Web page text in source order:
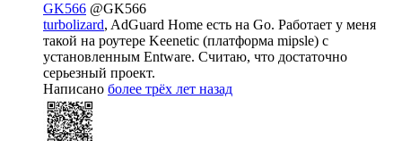
GK566 @GK566
turbolizard, AdGuard Home есть на Go. Работает у меня
такой на роутере Keenetic (платформа mipsle) с
установленным Entware. Считаю, что достаточно
серьезный проект.
Написано более трёх лет назад